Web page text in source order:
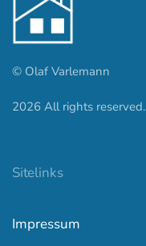
© Olaf Varlemann
2026 All rights reserved.
Sitelinks
Impressum